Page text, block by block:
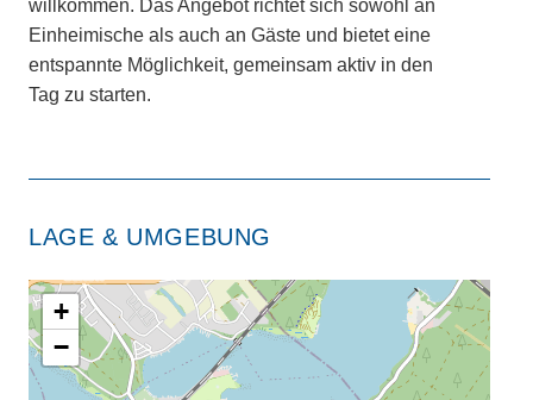
willkommen. Das Angebot richtet sich sowohl an
Einheimische als auch an Gäste und bietet eine
entspannte Möglichkeit, gemeinsam aktiv in den
Tag zu starten.
LAGE & UMGEBUNG
+
−